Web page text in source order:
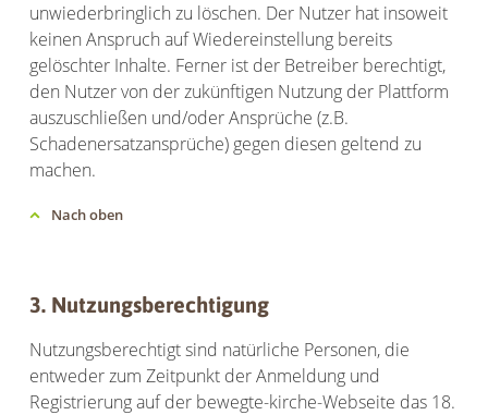
unwiederbringlich zu löschen. Der Nutzer hat insoweit
keinen Anspruch auf Wiedereinstellung bereits
gelöschter Inhalte. Ferner ist der Betreiber berechtigt,
den Nutzer von der zukünftigen Nutzung der Plattform
auszuschließen und/oder Ansprüche (z.B.
Schadenersatzansprüche) gegen diesen geltend zu
machen.
Nach oben
3. Nutzungsberechtigung
Nutzungsberechtigt sind natürliche Personen, die
entweder zum Zeitpunkt der Anmeldung und
Registrierung auf der bewegte-kirche-Webseite das 18.